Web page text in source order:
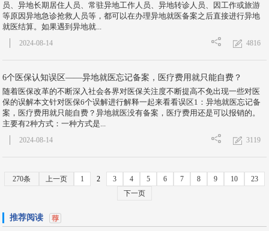
员、异地长期居住人员、常驻异地工作人员、异地转诊人员、因工作或旅游
等原因异地急诊抢救人员等，都可以在办理异地就医备案之后直接进行异地
就医结算。如果遇到异地就...
4816
2024-08-14
6个医保认知误区——异地就医忘记备案，医疗费用就只能自费？
随着医保改革的不断深入社会各界对医保关注度不断提高不免出现一些对医
保的误解本文针对医保6个误解进行解释一起来看看误区1：异地就医忘记备
案，医疗费用就只能自费？异地就医没有备案，医疗费用还是可以报销的。
主要有2种方式：一种方式是...
3119
2024-08-14
270条 上一页 1 2 3 4 5 6 7 8 9 10
23
下一页
推荐阅读